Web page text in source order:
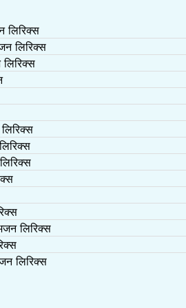
लिरिक्स
लिरिक्स
लिरिक्स
लिरिक्स